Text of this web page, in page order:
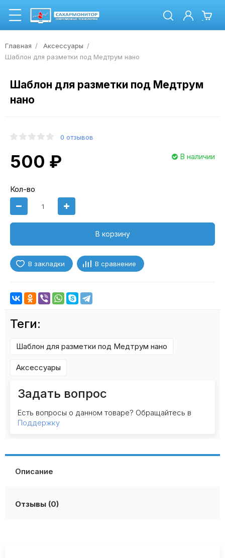
Главная
Аксессуары
Шаблон для разметки под Медтрум нано
Шаблон для разметки под Медтрум
нано
0 отзывов
500 ₽ В наличии
Кол-во
В корзину
В закладки В сравнение
Теги:
Шаблон для разметки под Медтрум нано
Аксессуары
Задать вопрос
Есть вопросы о данном товаре? Обращайтесь в
Поддержку
Описание
Отзывы (0)